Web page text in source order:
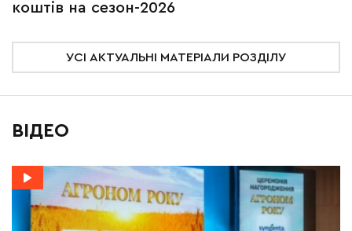
коштів на сезон-2026
УСІ АКТУАЛЬНІ МАТЕРІАЛИ РОЗДІЛУ
ВІДЕО